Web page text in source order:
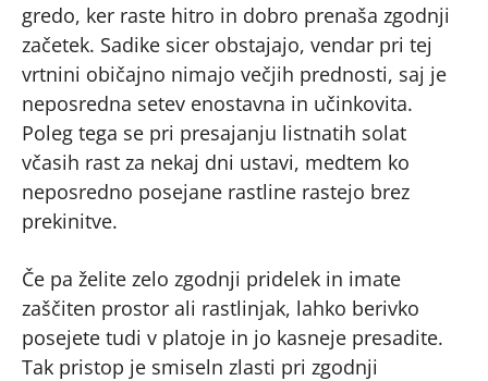
gredo, ker raste hitro in dobro prenaša zgodnji
začetek. Sadike sicer obstajajo, vendar pri tej
vrtnini običajno nimajo večjih prednosti, saj je
neposredna setev enostavna in učinkovita.
Poleg tega se pri presajanju listnatih solat
včasih rast za nekaj dni ustavi, medtem ko
neposredno posejane rastline rastejo brez
prekinitve.
Če pa želite zelo zgodnji pridelek in imate
zaščiten prostor ali rastlinjak, lahko berivko
posejete tudi v platoje in jo kasneje presadite.
Tak pristop je smiseln zlasti pri zgodnji